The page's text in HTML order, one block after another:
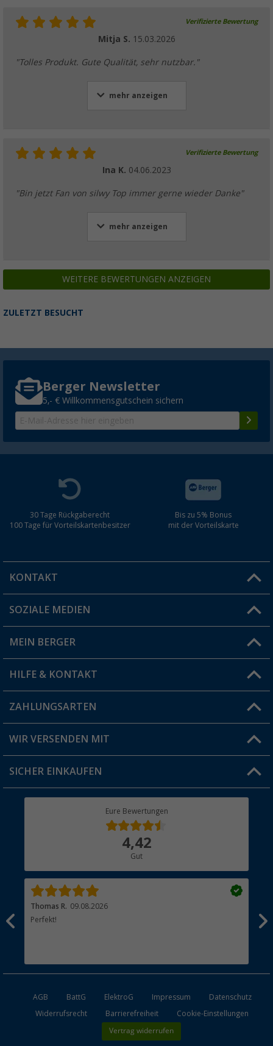
Verifizierte Bewertung
Mitja S. 15.03.2026
"Tolles Produkt. Gute Qualität, sehr nutzbar."
mehr anzeigen
Verifizierte Bewertung
Ina K. 04.06.2023
"Bin jetzt Fan von silwy Top immer gerne wieder Danke"
mehr anzeigen
WEITERE BEWERTUNGEN ANZEIGEN
ZULETZT BESUCHT
Berger Newsletter
5,- € Willkommensgutschein sichern
30 Tage Rückgaberecht
100 Tage für Vorteilskartenbesitzer
Bis zu 5% Bonus
mit der Vorteilskarte
KONTAKT
Du hast eine Frage?
Filiale finden
SOZIALE MEDIEN
MEIN BERGER
Vorteilskarte
Blog
Jobs & Karriere
HILFE & KONTAKT
FAQ & Kontakt
Versandinformationen
Rücksendung
ZAHLUNGSARTEN
WIR VERSENDEN MIT
SICHER EINKAUFEN
Eure Bewertungen
4,42
Gut
Thomas R. 09.08.2026
Perfekt!
AGB BattG ElektroG Impressum
Datenschutz
Widerrufsrecht
Barrierefreiheit Cookie-Einstellungen
Vertrag widerrufen